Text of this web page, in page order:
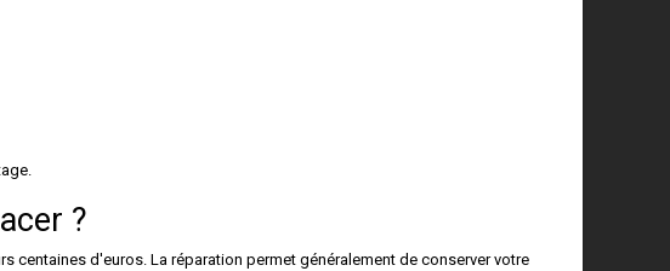
?
centaines d'euros. La réparation permet généralement de conserver votre